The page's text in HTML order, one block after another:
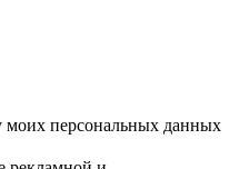
моих персональных данных